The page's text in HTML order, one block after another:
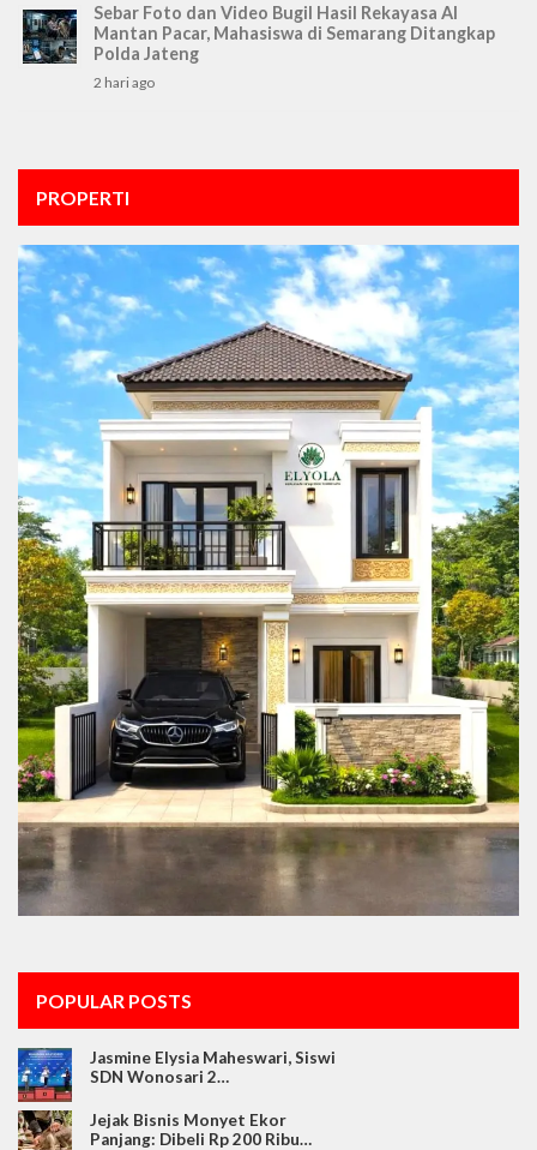
Sebar Foto dan Video Bugil Hasil Rekayasa AI
Mantan Pacar, Mahasiswa di Semarang Ditangkap
Polda Jateng
2 hari ago
PROPERTI
POPULAR POSTS
Jasmine Elysia Maheswari, Siswi
SDN Wonosari 2…
Jejak Bisnis Monyet Ekor
Panjang: Dibeli Rp 200 Ribu…